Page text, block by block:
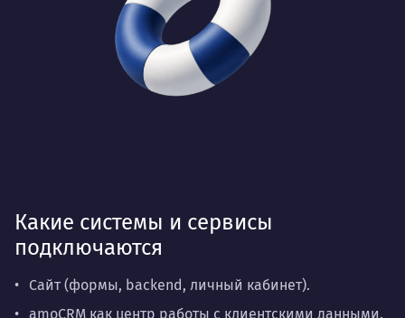
Какие системы и сервисы
подключаются
Сайт (формы, backend, личный кабинет).
amoCRM как центр работы с клиентскими данными.